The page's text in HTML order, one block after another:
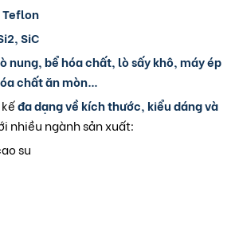
SiC
nung, bể hóa chất, lò sấy khô, máy ép
chất ăn mòn…
đa dạng về kích thước, kiểu dáng và
nhiều ngành sản xuất:
su